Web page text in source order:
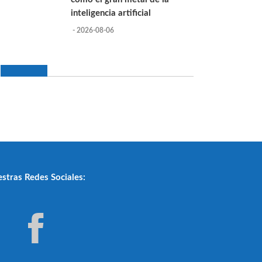
inteligencia artificial
- 2026-08-06
Redes Sociales: